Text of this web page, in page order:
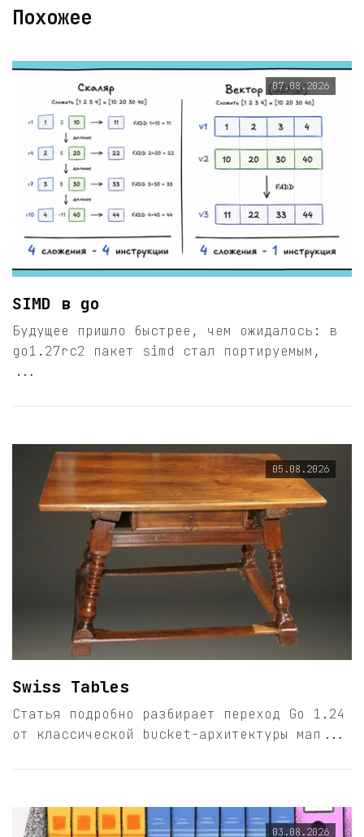
Похожее
07.08.2026
SIMD в go
Будущее пришло быстрее, чем ожидалось: в
go1.27rc2 пакет simd стал портируемым,
...
05.08.2026
Swiss Tables
Статья подробно разбирает переход Go 1.24
от классической bucket-архитектуры мап...
03.08.2026